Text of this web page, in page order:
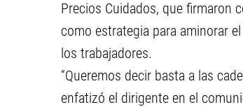
Precios Cuidados, que firmaron
como estrategia para aminorar
los trabajadores.
“Queremos decir basta a las
enfatizó el dirigente en el